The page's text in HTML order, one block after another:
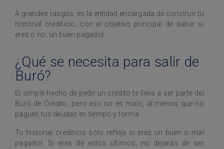
A grandes rasgos, es la entidad encargada de construir tu
historial crediticio, con el objetivo principal de saber si
eres o no, un buen pagador.
¿Qué se necesita para salir de
Buró?
El simple hecho de pedir un crédito te lleva a ser parte del
Buró de Crédito, pero eso no es malo, al menos que no
pagues tus deudas en tiempo y forma.
Tu historial crediticio sólo refleja si eres un buen o mal
pagador. Si eres de estos últimos, no dejarás de ser